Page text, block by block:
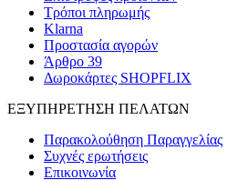
Τρόποι πληρωμής
Klarna
Προστασία αγορών
Άρθρο 39
Δωροκάρτες SHOPFLIX
ΕΞΥΠΗΡΕΤΗΣΗ ΠΕΛΑΤΩΝ
Παρακολούθηση Παραγγελίας
Συχνές ερωτήσεις
Επικοινωνία